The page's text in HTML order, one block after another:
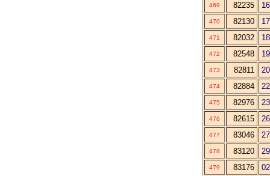
469 82235
470 82130
471 82032
472 82548
473 82811
474 82884
475 82976
476 82615
477 83046
478 83120
479 83176